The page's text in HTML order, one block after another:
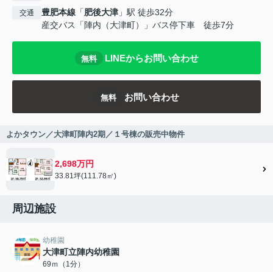
交通 豊肥本線 「肥後大津 」駅 徒歩32分
産交バス「陣内（大津町）」バス停下車 徒歩7分
無料 LINEからお問い合わせ
無料 お問い合わせ
よかタウン／大津町陣内2期／１号棟の販売中物件
2,698万円
33.81坪(111.78㎡)
周辺施設
幼稚園
大津町立陣内幼稚園
69ｍ（1分）